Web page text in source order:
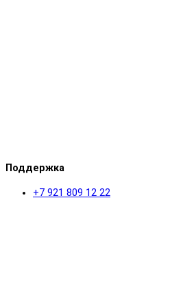
Поддержка
+7 921 809 12 22